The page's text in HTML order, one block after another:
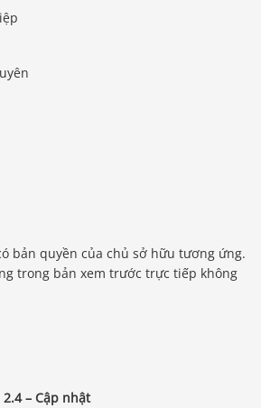
bản quyền của chủ sở hữu tương ứng.
trong bản xem trước trực tiếp không
– Cập nhật